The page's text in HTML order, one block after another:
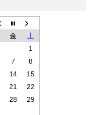
金
土
1
7
8
14
15
21
22
28
29